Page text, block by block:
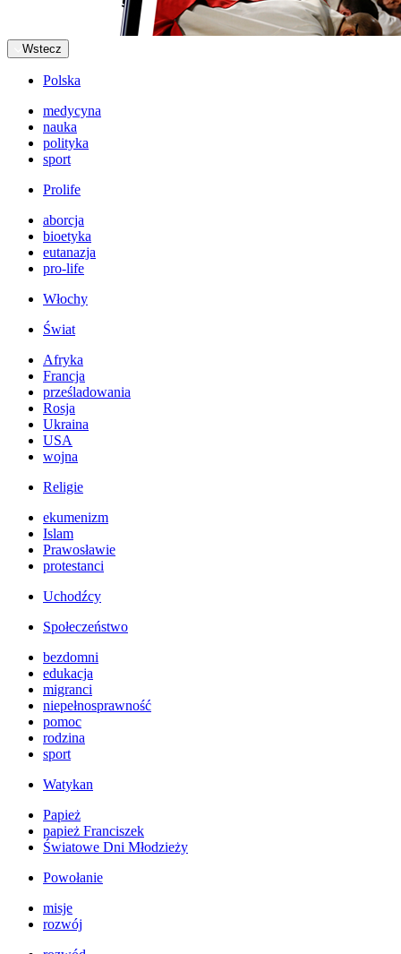
Wstecz
Polska
medycyna
nauka
polityka
sport
Prolife
aborcja
bioetyka
eutanazja
pro-life
Włochy
Świat
Afryka
Francja
prześladowania
Rosja
Ukraina
USA
wojna
Religie
ekumenizm
Islam
Prawosławie
protestanci
Uchodźcy
Społeczeństwo
bezdomni
edukacja
migranci
niepełnosprawność
pomoc
rodzina
sport
Watykan
Papież
papież Franciszek
Światowe Dni Młodzieży
Powołanie
misje
rozwój